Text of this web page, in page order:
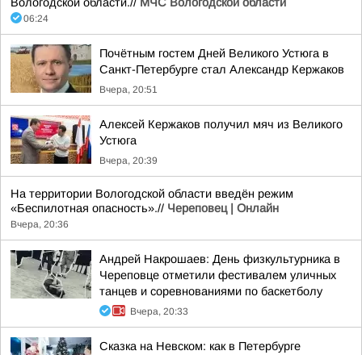
06:24
Почётным гостем Дней Великого Устюга в
Санкт-Петербурге стал Александр Кержаков
Вчера, 20:51
Алексей Кержаков получил мяч из Великого
Устюга
Вчера, 20:39
На территории Вологодской области введён режим
«Беспилотная опасность».// Череповец | Онлайн
Вчера, 20:36
Андрей Накрошаев: День физкультурника в
Череповце отметили фестивалем уличных
танцев и соревнованиями по баскетболу
Вчера, 20:33
Сказка на Невском: как в Петербурге